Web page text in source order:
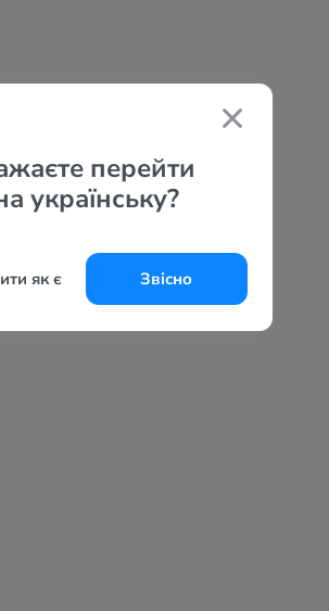
перейти
українську?
як є Звісно